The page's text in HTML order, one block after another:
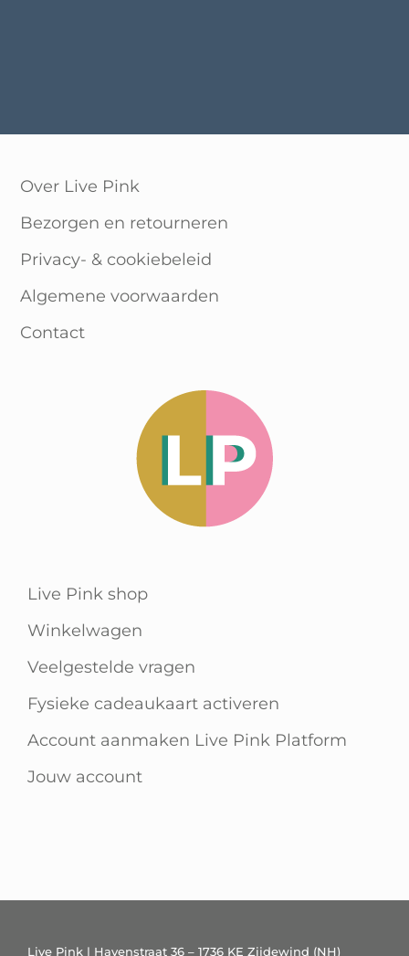
Over Live Pink
Bezorgen en retourneren
Privacy- & cookiebeleid
Algemene voorwaarden
Contact
Live Pink shop
Winkelwagen
Veelgestelde vragen
Fysieke cadeaukaart activeren
Account aanmaken Live Pink Platform
Jouw account
Live Pink | Havenstraat 36 – 1736 KE Zijdewind (NH)